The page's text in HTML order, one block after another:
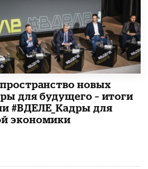
новых
для будущего – итоги
#ВДЕЛЕ_Кадры для
экономики